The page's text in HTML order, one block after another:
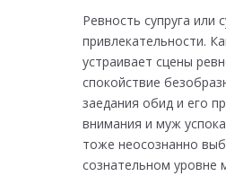
Ревность супруга
привлекательности.
устраивает сцены
спокойствие
заедания обид и его
внимания и муж
тоже неосознанно
сознательном уровне